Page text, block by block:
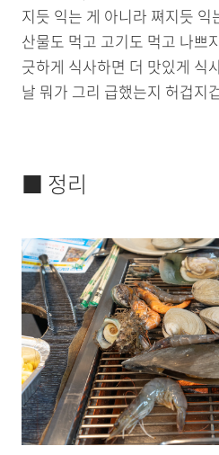
지듯 익는 게 아니라 쪄지듯 익
산물도 먹고 고기도 먹고 나쁘
긋하게 식사하면 더 맛있게 식
날 뭐가 그리 급했는지 허겁지
■ 정리